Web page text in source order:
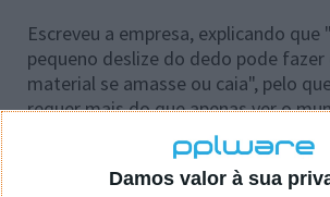
Damos valor à sua
Escreveu a empresa, explicando
pequeno deslize do dedo pode fazer
material se amasse ou caia", pelo
requer mais do que apenas ver o
precisão... exige um controlo fino e
dedos para traçar bordas, apertar
superfícies e adaptar-se em tempo